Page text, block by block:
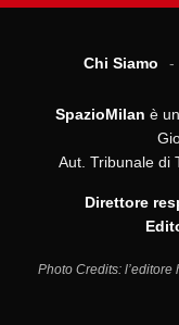
Chi Siamo
SpazioMilan è
Aut. Tribunale di
Direttore
Photo Credits: